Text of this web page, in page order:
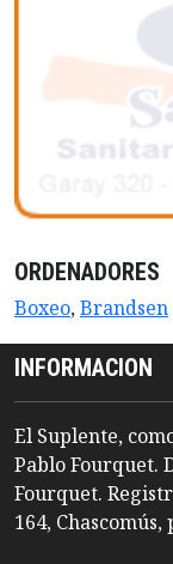
ORDENADORES
Boxeo,Brandsen
INFORMACION
El Suplente,
Pablo Fourquet.
Fourquet.
164,